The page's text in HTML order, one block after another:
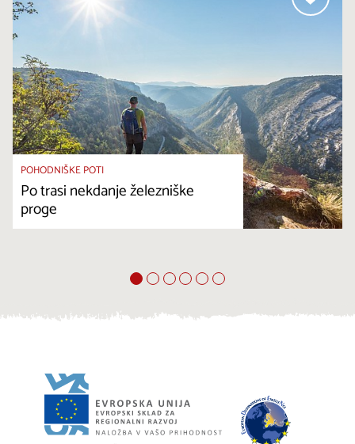
POHODNIŠKE POTI
Po trasi nekdanje železniške
proge